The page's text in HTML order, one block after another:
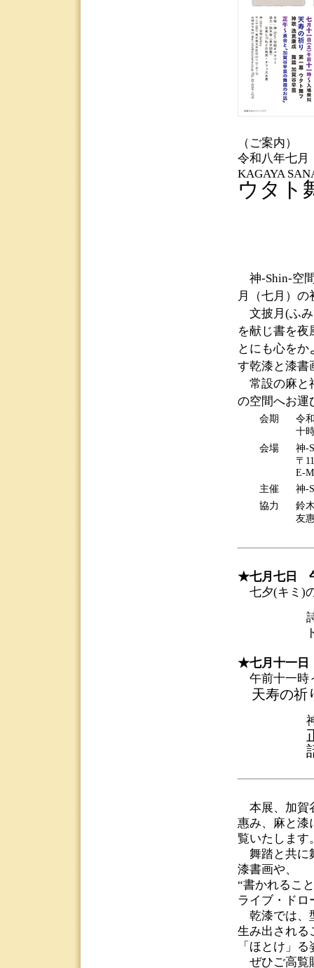
（ご案内）
令和八年七
KAGAYA
ウタト
神-Shin-空
月（七月）
文披月(ふ
を献じ書を
とにも心を
す乾漆と漆書
常設の麻と
の空間へお運
会期
令
十
会場
神-
〒
E-
主催
神-
協力
鈴
友
★七月七日
七夕(キミ)
★七月十一日
午前十一
天寿の祈
本展、加賀
惠み、麻と漆
覧いたします
舞踏と共に
漆書画や、
“書かれるこ
ライブ・ドロ
乾漆では、
生み出される
「ほとけ」
ぜひご高覧